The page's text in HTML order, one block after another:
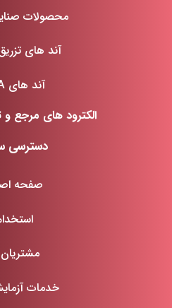
محصولات
آند های
آند های DSA
الکترود های مرجع و
دسترسی
صفحه
خدمات